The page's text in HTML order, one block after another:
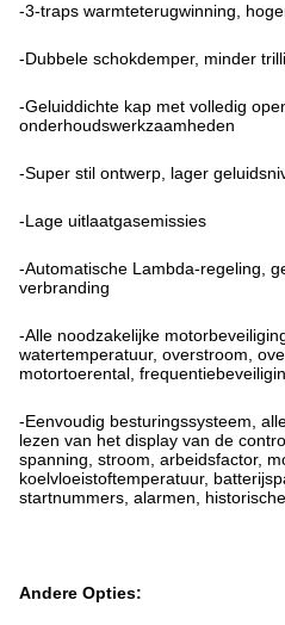
-3-traps warmteterugwinning,
-Dubbele schokdemper, minder
-Geluiddichte kap met volledig
onderhoudswerkzaamheden
-Super stil ontwerp, lager
-Lage uitlaatgasemissies
-Automatische Lambda-regeling,
verbranding
-Alle noodzakelijke
watertemperatuur, overstroom,
motortoerental,
-Eenvoudig besturingssysteem,
lezen van het display van de
spanning, stroom, arbeidsfactor,
koelvloeistoftemperatuur,
startnummers, alarmen,
Andere Opties: